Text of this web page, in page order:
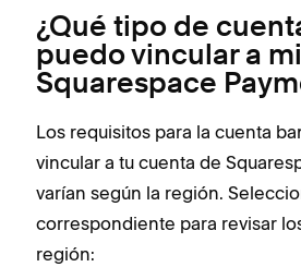
¿Qué tipo de
puedo vincular a
Squarespace
Los requisitos para la cuenta
vincular a tu cuenta de
varían según la región.
correspondiente para revisar
región: